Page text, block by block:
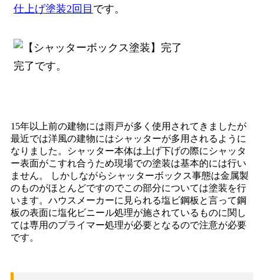
仕上げ塗装2回目 です。
完了です。
15年以上前の建物には雨戸が多く使用されてきましたが
最近では洋風の建物にはシャッターが多用されるように
なりました。シャッター本体は上げ下げの際にシャッタ
ー表面がこすれ合うため現場での塗装は基本的には行い
ません。 しかしながらシャッターボックス事態は金属製
のものがほとんどですのでこの部分については塗装を行
います。ハウスメーカーに見られる塩ビ鋼板と言って鋼
板の表面に塩化ビニール処理が施されているものに関し
ては専用のプライマー処理が必要となるので注意が必要
です。